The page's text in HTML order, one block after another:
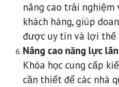
nâng cao trải nghiệm
khách hàng, giúp
được uy tín và lợi thế
Nâng cao năng lực
Khóa học cung cấp
cần thiết để các nhà